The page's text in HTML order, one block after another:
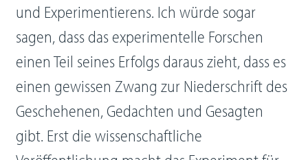
und Experimen­tierens. Ich würde sogar
sagen, dass das experimentelle Forschen
einen Teil seines Erfolgs daraus zieht, dass es
einen gewissen Zwang zur Niederschrift des
Geschehenen, Gedachten und Gesag­ten
gibt. Erst die wissenschaftliche